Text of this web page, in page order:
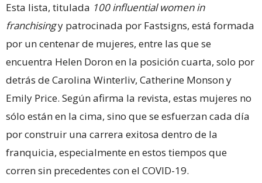
Esta lista, titulada 100 influential women in
franchisingy patrocinada por Fastsigns, está formada
por un centenar de mujeres, entre las que se
encuentra Helen Doron en la posición cuarta, solo por
detrás de Carolina Winterliv, Catherine Monson y
Emily Price. Según afirma la revista, estas mujeres no
sólo están en la cima, sino que se esfuerzan cada día
por construir una carrera exitosa dentro de la
franquicia, especialmente en estos tiempos que
corren sin precedentes con el COVID-19.